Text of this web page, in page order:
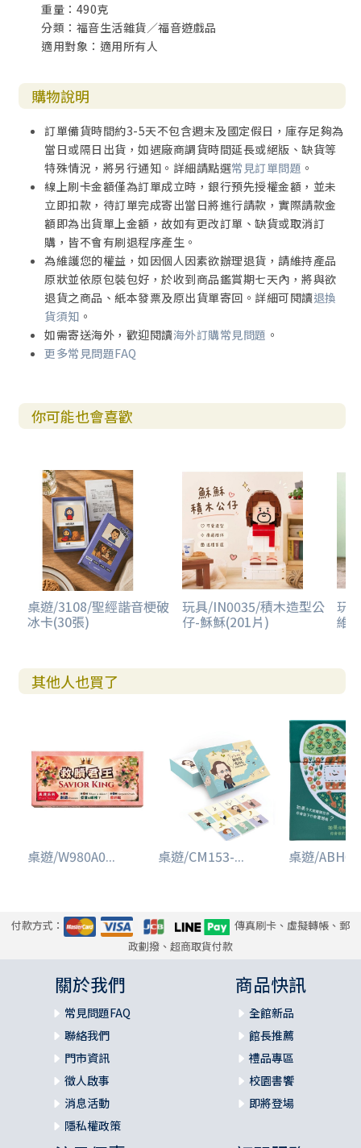
重量：490克
分類：福音生活雜貨／福音遊戲品
適用對象：適用所有人
購物說明
訂單備貨時間約3-5天不包含週末及國定假日，庫存足夠為
當日或隔日出貨，如遇廠商調貨時間延長或絕版、缺貨等
特殊情況，將另行通知。詳細請點選常見訂單問題 。
線上刷卡金額僅為訂單成立時，銀行預先授權金額，並未
立即扣款，待訂單完成寄出當日將進行請款，實際請款金
額即為出貨單上金額，故如有更改訂單、缺貨或取消訂
購，皆不會有刷退程序產生。
為維護您的權益，如因個人因素欲辦理退貨，請維持產品
原狀並依原包裝包好，於收到商品鑑賞期七天內，將與欲
退貨之商品、紙本發票及原出貨單寄回。詳細可閱讀退換
貨須知 。
如需寄送海外，歡迎閱讀海外訂購常見問題 。
更多常見問題FAQ
你可能也會喜歡
桌遊/3108/聖經諧音梗破
冰卡(30張)
玩具/IN0035/積木造型公
仔-穌穌(201片)
玩
維
其他人也買了
桌遊/W980A0... 桌遊/CM153-... 桌遊/
付款方式：
傳真刷卡、虛擬轉帳、郵
政劃撥、超商取貨付款
關於我們
常見問題FAQ
聯絡我們
門市資訊
徵人啟事
消息活動
隱私權政策
商品快訊
全館新品
館長推薦
禮品專區
校園書饗
即將登場